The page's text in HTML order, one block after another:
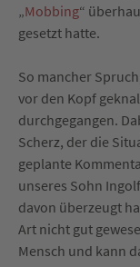
„Mobbing“
gesetzt hatte.
So mancher
vor den Kopf
durchgegangen.
Scherz, der die
geplante
unseres Sohn
davon überzeugt
Art nicht gut
Mensch und kann